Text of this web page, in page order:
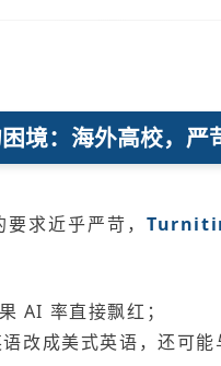
境：海外高校，严
要求近乎严苛，
AI 率直接飘红；
改成美式英语，还可能